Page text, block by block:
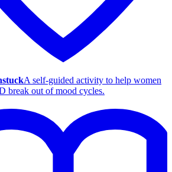
A self-guided activity to help women
break out of mood cycles.